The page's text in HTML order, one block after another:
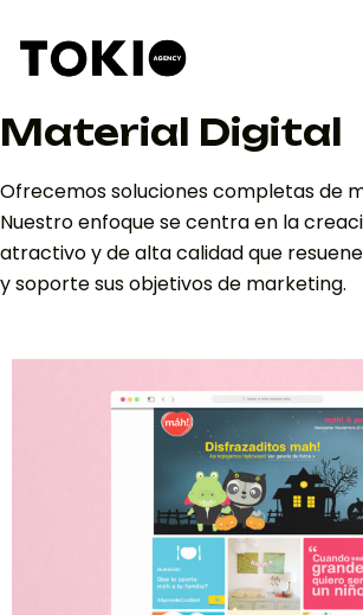
Material Digital
Ofrecemos soluciones completas de
Nuestro enfoque se centra en la
atractivo y de alta calidad que
y soporte sus objetivos de marketing.